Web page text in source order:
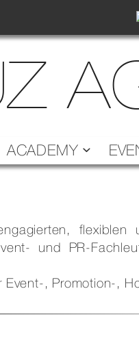
ACADEMY
flexiblen
und PR-
, Promotion-,